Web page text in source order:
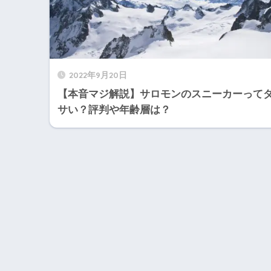
2022年9月20日
【本音マジ解説】サロモンのスニーカーって
サい？評判や年齢層は？